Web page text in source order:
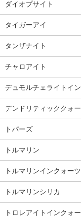
ダイオプサイト
タイガーアイ
タンザナイト
チャロアイト
デュモルチェライトイ
デンドリティッククォ
トパーズ
トルマリン
トルマリンインクォーツ
トルマリンシリカ
トロレアイトインクォ